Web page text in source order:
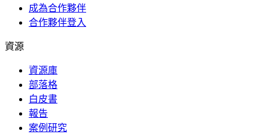
成為合作夥伴
合作夥伴登入
資源
資源庫
部落格
白皮書
報告
案例研究